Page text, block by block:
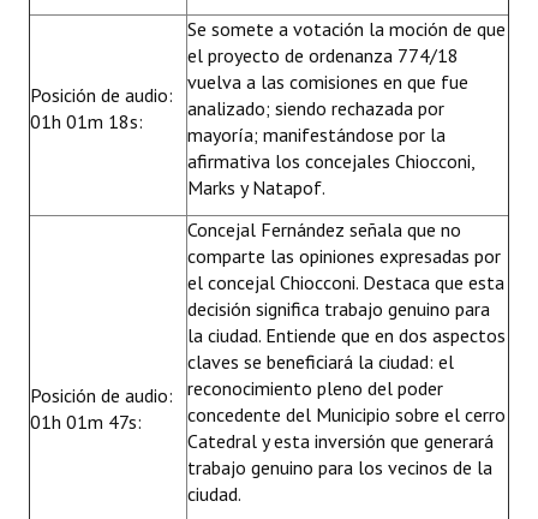
Posición de audio:
01h 01m 18s:
Se somete a votación la moción de que
el proyecto de ordenanza 774/18
vuelva a las comisiones en que fue
analizado; siendo rechazada por
mayoría; manifestándose por la
afirmativa los concejales Chiocconi,
Marks y Natapof.
Posición de audio:
01h 01m 47s:
Concejal Fernández señala que no
comparte las opiniones expresadas por
el concejal Chiocconi. Destaca que esta
decisión significa trabajo genuino para
la ciudad. Entiende que en dos aspectos
claves se beneficiará la ciudad: el
reconocimiento pleno del poder
concedente del Municipio sobre el cerro
Catedral y esta inversión que generará
trabajo genuino para los vecinos de la
ciudad.